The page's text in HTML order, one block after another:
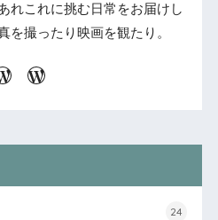
れこれに挑む日常をお届けし
を撮ったり映画を観たり。
24